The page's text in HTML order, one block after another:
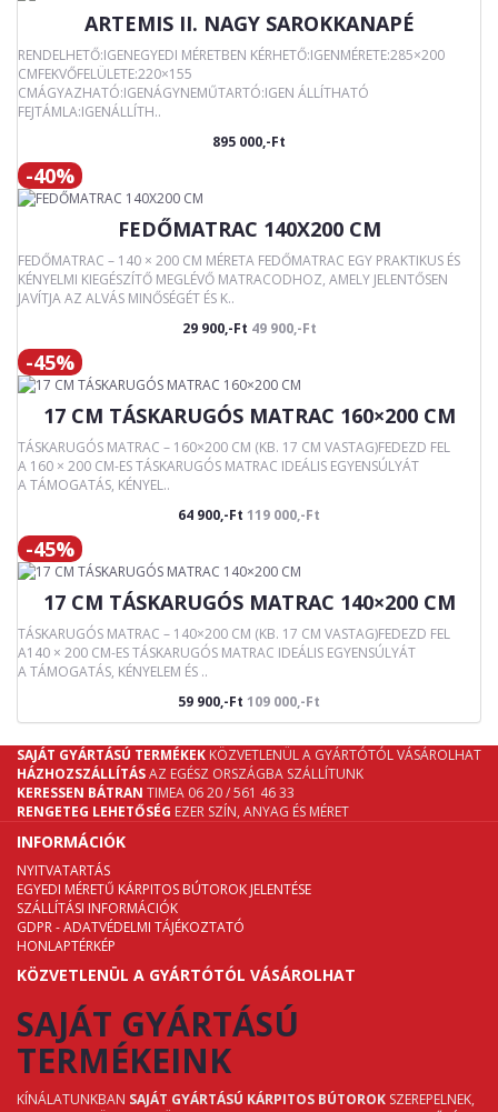
ARTEMIS II. NAGY SAROKKANAPÉ
RENDELHETŐ:IGENEGYEDI MÉRETBEN KÉRHETŐ:IGENMÉRETE:285×200
CMFEKVŐFELÜLETE:220×155
CMÁGYAZHATÓ:IGENÁGYNEMŰTARTÓ:IGEN ÁLLÍTHATÓ
FEJTÁMLA:IGENÁLLÍTH..
895 000,-Ft
-40%
FEDŐMATRAC 140X200 CM
FEDŐMATRAC – 140 × 200 CM MÉRETA FEDŐMATRAC EGY PRAKTIKUS ÉS
KÉNYELMI KIEGÉSZÍTŐ MEGLÉVŐ MATRACODHOZ, AMELY JELENTŐSEN
JAVÍTJA AZ ALVÁS MINŐSÉGÉT ÉS K..
29 900,-Ft 49 900,-Ft
-45%
17 CM TÁSKARUGÓS MATRAC 160×200 CM
TÁSKARUGÓS MATRAC – 160×200 CM (KB. 17 CM VASTAG)FEDEZD FEL
A 160 × 200 CM-ES TÁSKARUGÓS MATRAC IDEÁLIS EGYENSÚLYÁT
A TÁMOGATÁS, KÉNYEL..
64 900,-Ft 119 000,-Ft
-45%
17 CM TÁSKARUGÓS MATRAC 140×200 CM
TÁSKARUGÓS MATRAC – 140×200 CM (KB. 17 CM VASTAG)FEDEZD FEL
A140 × 200 CM-ES TÁSKARUGÓS MATRAC IDEÁLIS EGYENSÚLYÁT
A TÁMOGATÁS, KÉNYELEM ÉS ..
59 900,-Ft 109 000,-Ft
SAJÁT GYÁRTÁSÚ TERMÉKEK KÖZVETLENÜL A GYÁRTÓTÓL VÁSÁROLHAT
HÁZHOZSZÁLLÍTÁSAZ EGÉSZ ORSZÁGBA SZÁLLÍTUNK
KERESSEN BÁTRAN TIMEA 06 20 / 561 46 33
RENGETEG LEHETŐSÉG EZER SZÍN, ANYAG ÉS MÉRET
INFORMÁCIÓK
NYITVATARTÁS
EGYEDI MÉRETŰ KÁRPITOS BÚTOROK JELENTÉSE
SZÁLLÍTÁSI INFORMÁCIÓK
GDPR - ADATVÉDELMI TÁJÉKOZTATÓ
HONLAPTÉRKÉP
KÖZVETLENÜL A GYÁRTÓTÓL VÁSÁROLHAT
SAJÁT GYÁRTÁSÚ
TERMÉKEINK
KÍNÁLATUNKBAN SAJÁT GYÁRTÁSÚ KÁRPITOS BÚTOROK SZEREPELNEK,